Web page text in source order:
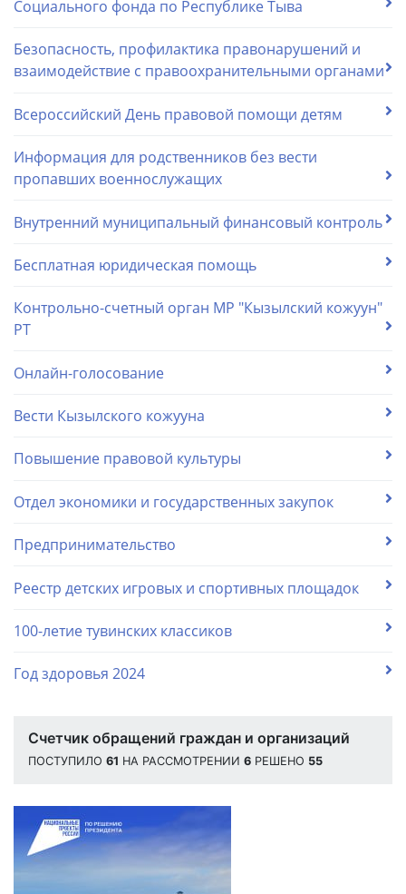
Социального фонда по Республике Тыва
Безопасность, профилактика правонарушений и
взаимодействие с правоохранительными органами
Всероссийский День правовой помощи детям
Информация для родственников без вести
пропавших военнослужащих
Внутренний муниципальный финансовый контроль
Бесплатная юридическая помощь
Контрольно-счетный орган МР "Кызылский кожуун"
РТ
Онлайн-голосование
Вести Кызылского кожууна
Повышение правовой культуры
Отдел экономики и государственных закупок
Предпринимательство
Реестр детских игровых и спортивных площадок
100-летие тувинских классиков
Год здоровья 2024
Счетчик обращений граждан и организаций
ПОСТУПИЛО 61 НА РАССМОТРЕНИИ 6 РЕШЕНО 55